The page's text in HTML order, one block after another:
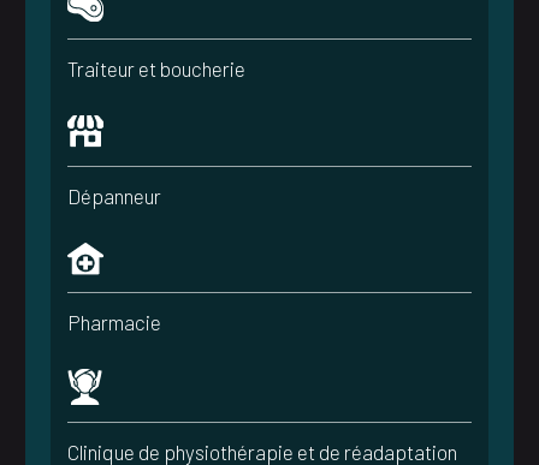
Traiteur et boucherie
Dépanneur
Pharmacie
Clinique de physiothérapie et de réadaptation